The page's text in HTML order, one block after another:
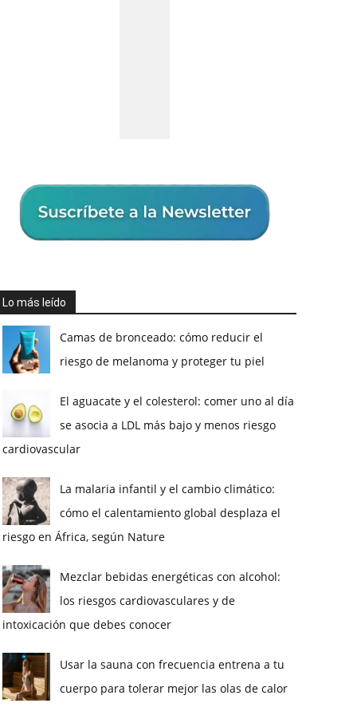
Lo más leído
Camas de bronceado: cómo reducir el
riesgo de melanoma y proteger tu piel
El aguacate y el colesterol: comer uno al día
se asocia a LDL más bajo y menos riesgo
cardiovascular
La malaria infantil y el cambio climático:
cómo el calentamiento global desplaza el
riesgo en África, según Nature
Mezclar bebidas energéticas con alcohol:
los riesgos cardiovasculares y de
intoxicación que debes conocer
Usar la sauna con frecuencia entrena a tu
cuerpo para tolerar mejor las olas de calor